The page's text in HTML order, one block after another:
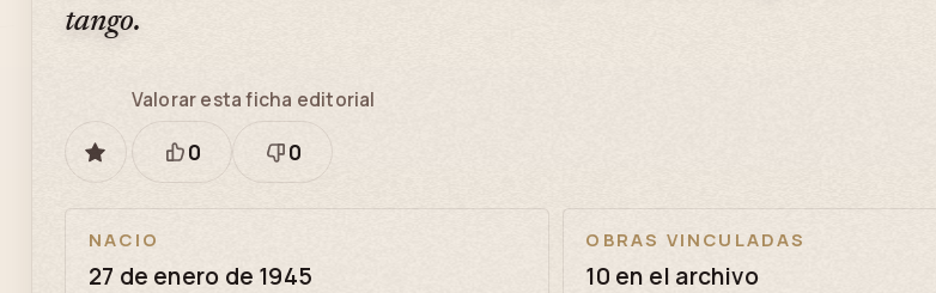
tango.
GUARDAR
Valorar esta ficha editorial
Está
0
Necesita
0
NACIO
27 de enero de 1945
OBRAS VINCULADAS
10 en el archivo